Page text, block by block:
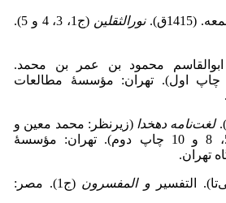
(1415ق). نورالثقلین
(ج1، 3، 4 و 5).
محمود بن ‌عمر بن‌ محمد.
چاپ اول). تهران: مؤسسۀ مطالعات
لغتنامه دهخدا (زیرنظر: محمد معین و
سیدجعفر شهیدی، ج5، 8 و 10 چاپ دوم). تهران: مؤسسۀ
تهران.
التفسیر و المفسرون
(ج1). مصر: